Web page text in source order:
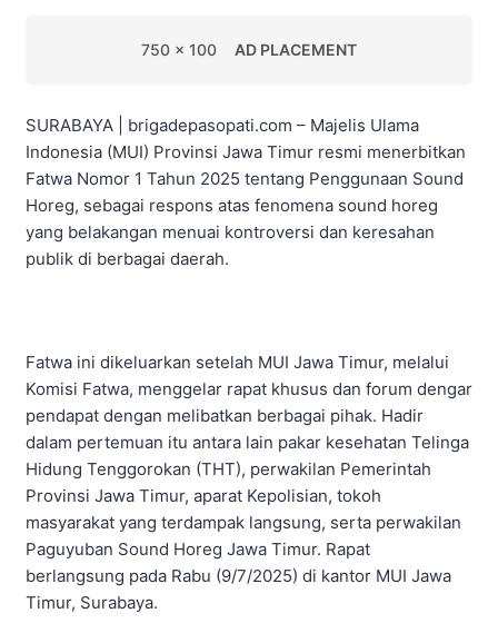
750 x 100 AD PLACEMENT
SURABAYA | brigadepasopati.com – Majelis Ulama
Indonesia (MUI) Provinsi Jawa Timur resmi menerbitkan
Fatwa Nomor 1 Tahun 2025 tentang Penggunaan Sound
Horeg, sebagai respons atas fenomena sound horeg
yang belakangan menuai kontroversi dan keresahan
publik di berbagai daerah.
Fatwa ini dikeluarkan setelah MUI Jawa Timur, melalui
Komisi Fatwa, menggelar rapat khusus dan forum dengar
pendapat dengan melibatkan berbagai pihak. Hadir
dalam pertemuan itu antara lain pakar kesehatan Telinga
Hidung Tenggorokan (THT), perwakilan Pemerintah
Provinsi Jawa Timur, aparat Kepolisian, tokoh
masyarakat yang terdampak langsung, serta perwakilan
Paguyuban Sound Horeg Jawa Timur. Rapat
berlangsung pada Rabu (9/7/2025) di kantor MUI Jawa
Timur, Surabaya.